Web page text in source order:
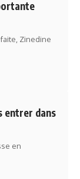
Zinedine
entrer dans
en